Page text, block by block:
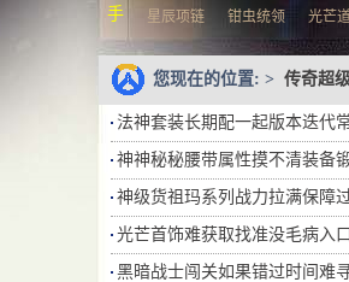
手
星辰项链
钳虫统领 光芒
您现在的位置: > 传奇超
法神套装长期配一起版本迭代
神神秘秘腰带属性摸不清装备
神级货祖玛系列战力拉满保障
光芒首饰难获取找准没毛病入
黑暗战士闯关如果错过时间难